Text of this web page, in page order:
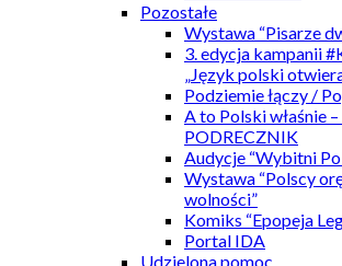
Pozostałe
Wystawa “Pisarze
3. edycja kampanii
„Język polski
Podziemie łączy /
A to Polski właśnie
PODRECZNIK
Audycje “Wybitni
Wystawa “Polscy
wolności”
Komiks “Epopeja
Portal IDA
Udzielona pomoc